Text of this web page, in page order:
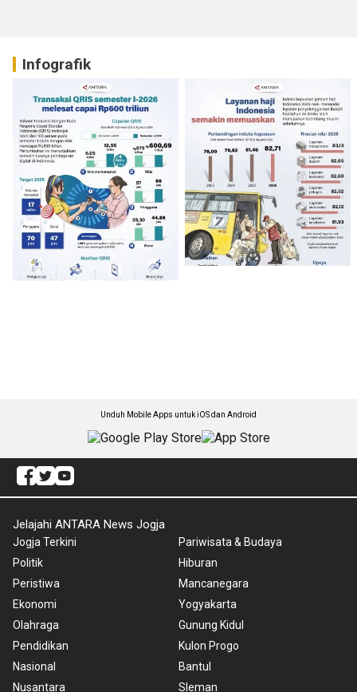
Infografik
Unduh Mobile Apps untuk iOS dan Android
Jelajahi ANTARA News Jogja
Jogja Terkini
Politik
Peristiwa
Ekonomi
Olahraga
Pendidikan
Nasional
Nusantara
Pariwisata & Budaya
Hiburan
Mancanegara
Yogyakarta
Gunung Kidul
Kulon Progo
Bantul
Sleman